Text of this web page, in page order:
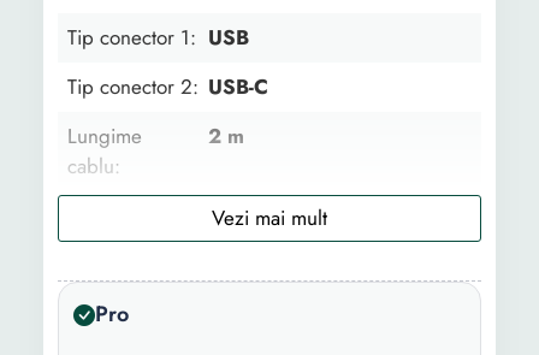
Tip conector 1: USB
Tip conector 2: USB-C
Lungime
cablu:
2 m
Rosu Negru
Pro